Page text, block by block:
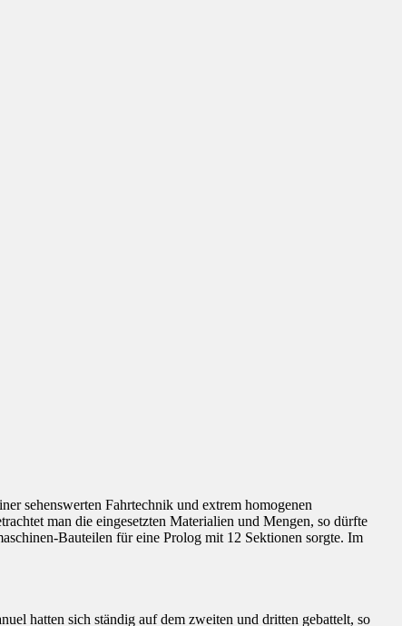
sehenswerten Fahrtechnik und extrem homogenen
man die eingesetzten Materialien und Mengen, so dürfte
Bauteilen für eine Prolog mit 12 Sektionen sorgte. Im
hatten sich ständig auf dem zweiten und dritten gebattelt, so